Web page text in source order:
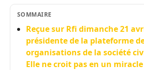
SOMMAIRE
Reçue sur Rfi dimanche 21
présidente de la plateforme
organisations de la société
Elle ne croit pas en un